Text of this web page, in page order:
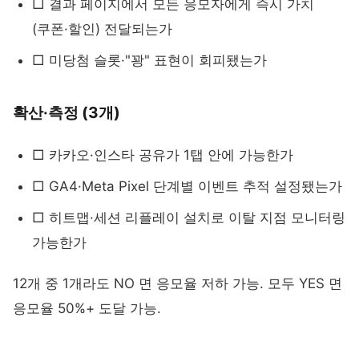
□ 결과 페이지에서 모든 응모자에게 즉시 가치
(쿠폰·할인) 전달되는가
□ 미당첨 슬롯·"꽝" 표현이 회피됐는가
확산·측정 (3개)
□ 카카오·인스타 공유가 1탭 안에 가능한가
□ GA4·Meta Pixel 단계별 이벤트 추적 설정됐는가
□ 히트맵·세션 리플레이 설치로 이탈 지점 모니터링
가능한가
12개 중 1개라도 NO 면 응모율 저하 가능. 모두 YES 면
응모율 50%+ 도달 가능.